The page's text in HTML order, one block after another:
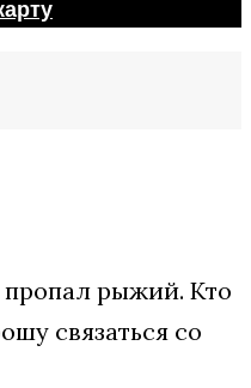
рыжий. Кто
связаться со